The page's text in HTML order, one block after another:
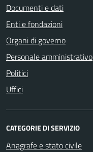
Documenti e dati
Enti e fondazioni
Organi di governo
Personale amministrativo
Politici
Uffici
CATEGORIE DI SERVIZIO
Anagrafe e stato civile